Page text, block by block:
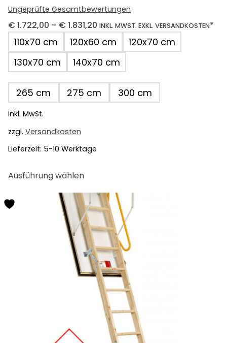
Ungeprüfte Gesamtbewertungen
€ 1.722,00 – € 1.831,20 INKL. MWST. EXKL. VERSANDKOSTEN*
110x70 cm 120x60 cm
120x70 cm
130x70 cm
140x70 cm
265 cm 275 cm 300 cm
inkl. MwSt.
zzgl. Versandkosten
Lieferzeit: 5-10 Werktage
Ausführung wählenProdukt
weist
mehrere
Varianten
auf.
Die
Optionen
können
Produktseite
gewählt
werden